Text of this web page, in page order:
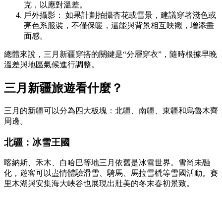
克，以應對溫差。
戶外攝影： 如果計劃拍攝杏花或雪景，建議穿著淺色或
亮色系服裝，不僅保暖，還能與背景相互映襯，增添畫
面感。
總體來說，三月新疆穿搭的關鍵是“分層穿衣”，隨時根據早晚
溫差與地區氣候進行調整。
三月新疆旅遊看什麼？
三月的新疆可以分為四大板塊：北疆、南疆、東疆和烏魯木齊
周邊。
北疆：冰雪王國
喀納斯、禾木、白哈巴等地三月依舊是冰雪世界。雪尚未融
化，遊客可以盡情體驗滑雪、騎馬、馬拉雪橇等雪國活動。賽
里木湖與安集海大峽谷也展現出壯美的冬末春初景致。